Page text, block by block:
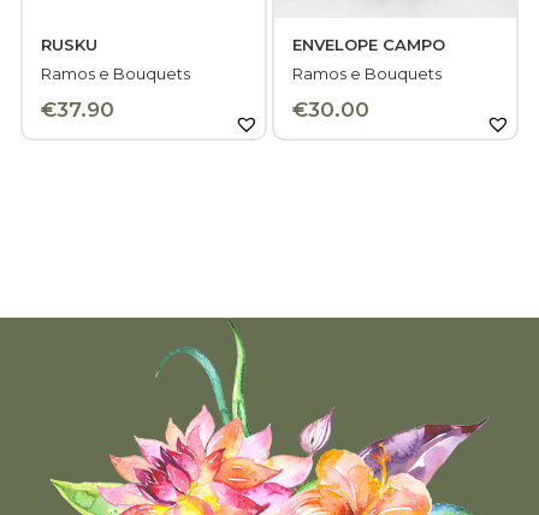
RUSKU
Ramos e Bouquets
€37.90
ENVELOPE CAMPO
Ramos e Bouquets
€30.00